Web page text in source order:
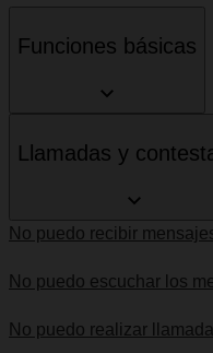
Funciones básicas
Llamadas y
No puedo recibir
No puedo escuchar los
No puedo realizar